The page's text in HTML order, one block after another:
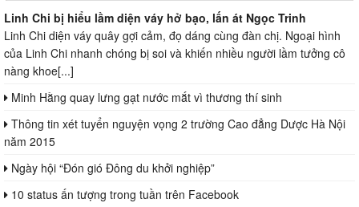
Linh Chi bị hiểu lầm diện váy hở bạo, lấn át Ngọc Trinh
Linh Chi diện váy quây gợi cảm, đọ dáng cùng đàn chị. Ngoại hình
của Linh Chi nhanh chóng bị soi và khiến nhiều người lầm tưởng cô
nàng khoe[...]
Minh Hằng quay lưng gạt nước mắt vì thương thí sinh
Thông tin xét tuyển nguyện vọng 2 trường Cao đẳng Dược Hà Nội
năm 2015
Ngày hội “Đón gió Đông du khởi nghiệp”
10 status ấn tượng trong tuần trên Facebook